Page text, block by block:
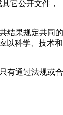
它公开文件，
结果规定共同的
以科学、技术和
有通过法规或合